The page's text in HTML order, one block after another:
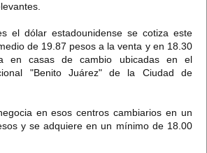
el dólar estadounidense se cotiza este
de 19.87 pesos a la venta y en 18.30
en casas de cambio ubicadas en el
"Benito Juárez" de la Ciudad de
en esos centros cambiarios en un
y se adquiere en un mínimo de 18.00